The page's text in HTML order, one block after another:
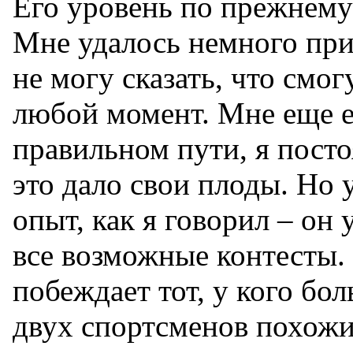
Мне удалось немного
не могу сказать, что
любой момент. Мне еще
правильном пути, я
это дало свои плоды.
опыт, как я говорил – он
все возможные
побеждает тот, у кого
двух спортсменов